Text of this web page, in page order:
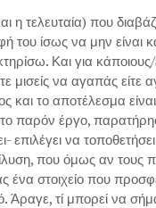
η τελευταία) που
ίσως να μην είναι
Και για
μισείς να αγαπάς είτε
και το αποτέλεσμα
παρόν έργο,
να
που όμως αν τους
ένα στοιχείο που
τί μπορεί να